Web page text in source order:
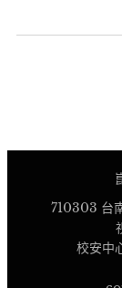
710303 台
校安中